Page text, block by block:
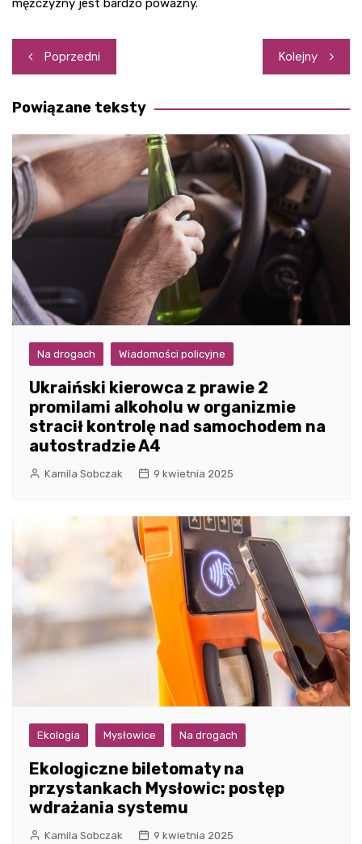
mężczyzny jest bardzo poważny.
Nawigacja
wpisu
Poprzedni Kolejny
Powiązane teksty
Na drogach Wiadomości policyjne
Ukraiński kierowca z prawie 2
promilami alkoholu w organizmie
stracił kontrolę nad samochodem na
autostradzie A4
Kamila Sobczak 9 kwietnia 2025
Ekologia Mysłowice Na drogach
Ekologiczne biletomaty na
przystankach Mysłowic: postęp
wdrażania systemu
Kamila Sobczak 9 kwietnia 2025